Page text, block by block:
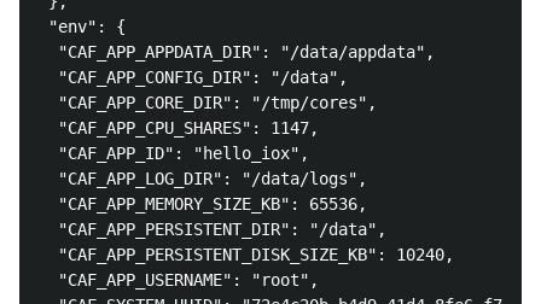
"env": {
  "CAF_APP_APPDATA_DIR": "/data/appdata",
  "CAF_APP_CONFIG_DIR": "/data",
  "CAF_APP_CORE_DIR": "/tmp/cores",
  "CAF_APP_CPU_SHARES": 1147,
  "CAF_APP_ID": "hello_iox",
  "CAF_APP_LOG_DIR": "/data/logs",
  "CAF_APP_MEMORY_SIZE_KB": 65536,
  "CAF_APP_PERSISTENT_DIR": "/data",
  "CAF_APP_PERSISTENT_DISK_SIZE_KB": 10240,
  "CAF_APP_USERNAME": "root",